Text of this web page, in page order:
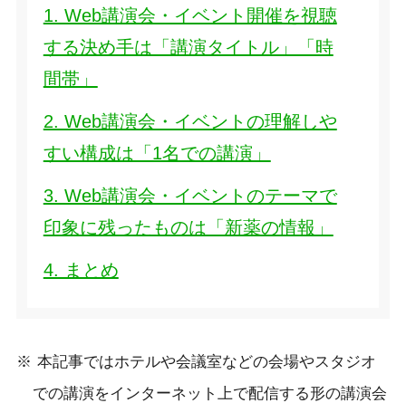
1. Web講演会・イベント開催を視聴
する決め手は「講演タイトル」「時
間帯」
2. Web講演会・イベントの理解しや
すい構成は「1名での講演」
3. Web講演会・イベントのテーマで
印象に残ったものは「新薬の情報」
4. まとめ
本記事ではホテルや会議室などの会場やスタジオ
での講演をインターネット上で配信する形の講演会